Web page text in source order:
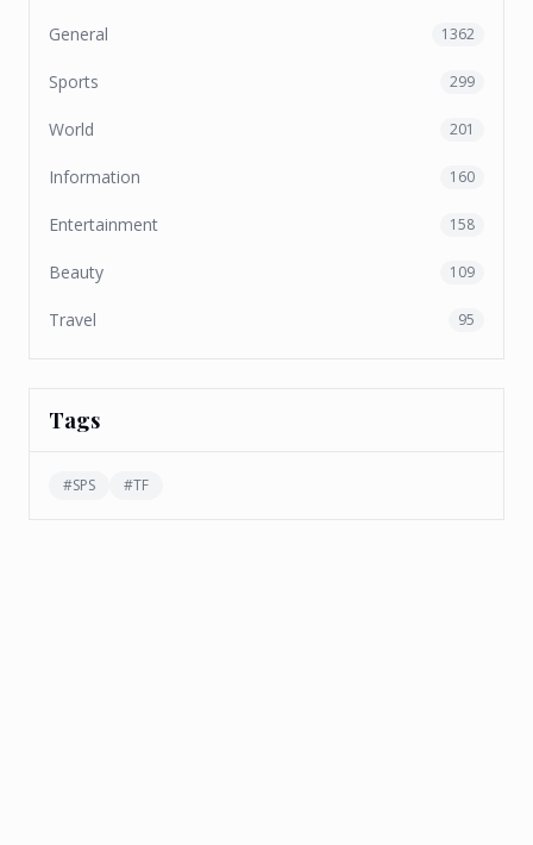
General 1362
Sports 299
World 201
Information 160
Entertainment 158
Beauty 109
Travel 95
Tags
#SPS #TF